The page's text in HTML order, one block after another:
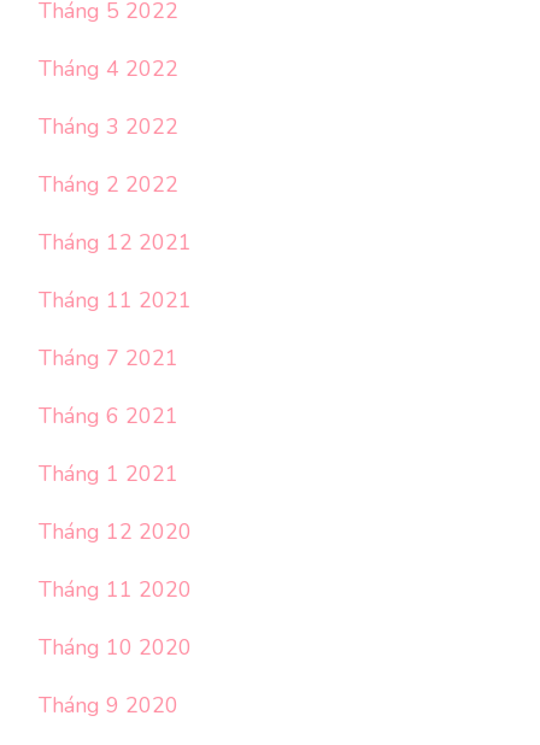
Tháng 5 2022
Tháng 4 2022
Tháng 3 2022
Tháng 2 2022
Tháng 12 2021
Tháng 11 2021
Tháng 7 2021
Tháng 6 2021
Tháng 1 2021
Tháng 12 2020
Tháng 11 2020
Tháng 10 2020
Tháng 9 2020